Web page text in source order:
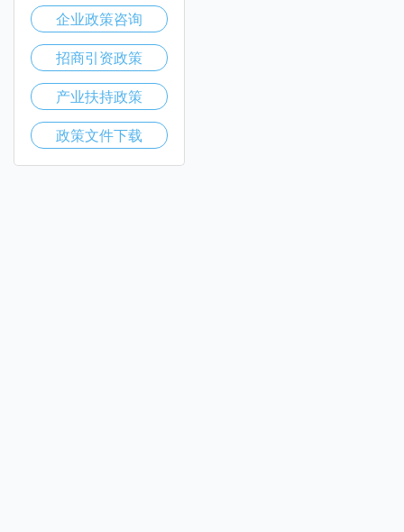
企业政策咨询
招商引资政策
产业扶持政策
政策文件下载